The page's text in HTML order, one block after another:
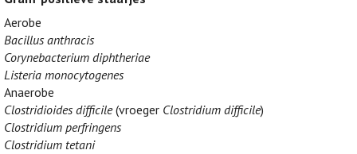
Aerobe
Bacillus anthracis
Corynebacterium diphtheriae
Listeria monocytogenes
Anaerobe
Clostridioides difficile(vroeger Clostridium difficile)
Clostridium perfringens
Clostridium tetani